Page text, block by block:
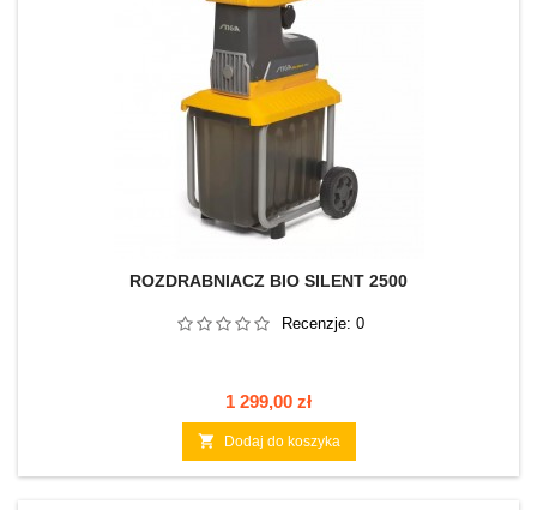
ROZDRABNIACZ BIO SILENT 2500
Recenzje: 0
Cena
1 299,00 zł
 Dodaj do koszyka